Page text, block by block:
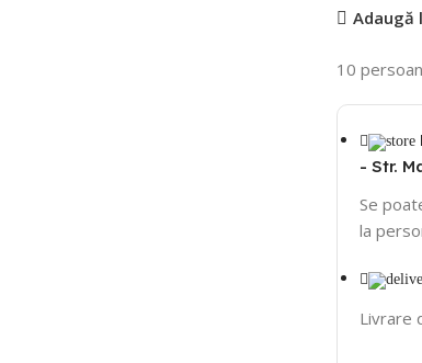
Adaugă
10
- Str.
Se
la
Livrare